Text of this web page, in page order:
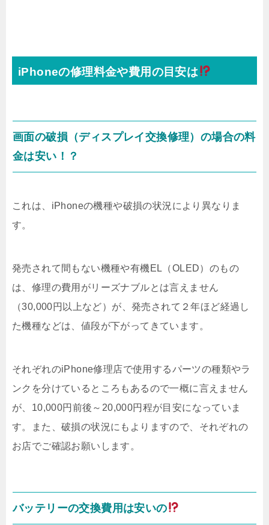
iPhoneの修理料金や費用の目安は
画面の破損（ディスプレイ交換修理）の場合の料
金は安い！？
これは、iPhoneの機種や破損の状況により異なりま
す。
発売されて間もない機種や有機EL（OLED）のもの
は、修理の費用がリーズナブルとは言えません
（30,000円以上など）が、発売されて２年ほど経過し
た機種などは、値段が下がってきています。
それぞれのiPhone修理店で使用するパーツの種類やラ
ンクを分けているところもあるので一概に言えません
が、10,000円前後～20,000円程が目安になっていま
す。また、破損の状況にもよりますので、それぞれの
お店でご確認お願いします。
バッテリーの交換費用は安いの